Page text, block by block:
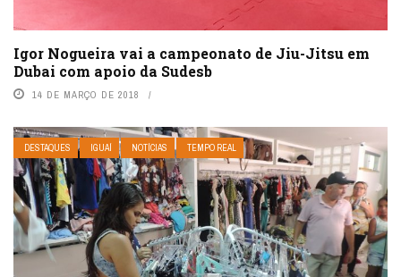
Igor Nogueira vai a campeonato de Jiu-Jitsu em
Dubai com apoio da Sudesb
14 DE MARÇO DE 2018
DESTAQUES IGUAÍ NOTÍCIAS TEMPO REAL